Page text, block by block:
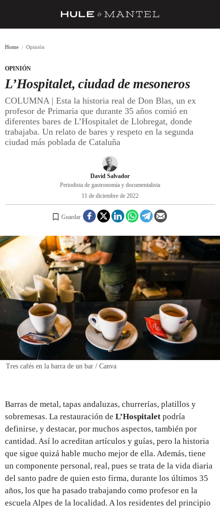
DÓNDE COMER
ÍDOLOS DE MESAS
REGISTRO
INICIAR SESIÓN
Home Opinión
OPINIÓN
L’Hospitalet, ciudad de mesoneros
COLUMNA | Esta la historia real de Don Blas, un ex
profesor de Primaria que durante 35 años comió en
diferentes bares de L’Hospitalet de Llobregat, donde
trabajaba. Un relato de bares y respeto en la segunda
ciudad más poblada de Cataluña
David Salvador
Periodista de gastronomía y documentalista
11 de diciembre de 2022
Guardar
Tres cafés en la barra de un bar / Canva
Barras de metal, tapas andaluzas, churrerías, platillos y
sobremesas. La restauración de L’Hospitalet podría
definirse, y destacar, por muchos aspectos, también por
cantidad. Así lo acreditan artículos y guías, pero la historia
que sigue quizá hable mucho mejor de ella. Además, tiene
un componente personal, real, pues se trata de la vida diaria
del santo padre de quien esto firma, durante los últimos 35
años, los que ha pasado trabajando como profesor en la
escuela Alpes de la localidad. A los residentes del principio